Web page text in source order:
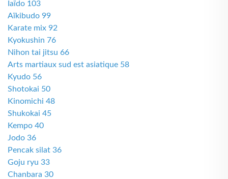
Iaïdo 103
Aïkibudo 99
Karate mix 92
Kyokushin 76
Nihon tai jitsu 66
Arts martiaux sud est asiatique 58
Kyudo 56
Shotokai 50
Kinomichi 48
Shukokai 45
Kempo 40
Jodo 36
Pencak silat 36
Goju ryu 33
Chanbara 30